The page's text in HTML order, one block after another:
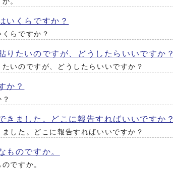
いくらですか？
らですか？
りたいのですが、どうしたらいいですか？
いのですが、どうしたらいいですか？
か？
きました。どこに報告すればいいですか？
した。どこに報告すればいいですか？
ものですか。
ですか。